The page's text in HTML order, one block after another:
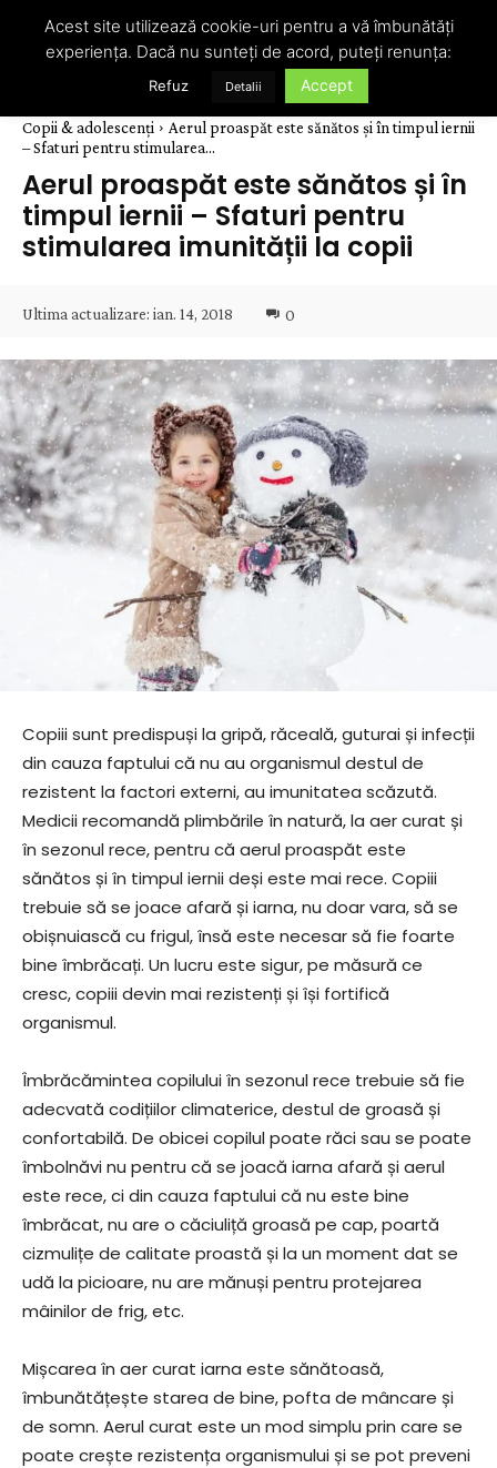
Copii & adolescenți
Aerul proaspăt este sănătos și în timpul iernii
– Sfaturi pentru stimularea...
Aerul proaspăt este sănătos și în
timpul iernii – Sfaturi pentru
stimularea imunității la copii
Ultima actualizare: ian. 14, 2018 0
Copiii sunt predispuși la gripă, răceală, guturai și infecții
din cauza faptului că nu au organismul destul de
rezistent la factori externi, au imunitatea scăzută.
Medicii recomandă plimbările în natură, la aer curat și
în sezonul rece, pentru că aerul proaspăt este
sănătos și în timpul iernii deși este mai rece. Copiii
trebuie să se joace afară și iarna, nu doar vara, să se
obișnuiască cu frigul, însă este necesar să fie foarte
bine îmbrăcați. Un lucru este sigur, pe măsură ce
cresc, copiii devin mai rezistenți și își fortifică
organismul.
Îmbrăcămintea copilului în sezonul rece trebuie să fie
adecvată codițiilor climaterice, destul de groasă și
confortabilă. De obicei copilul poate răci sau se poate
îmbolnăvi nu pentru că se joacă iarna afară și aerul
este rece, ci din cauza faptului că nu este bine
îmbrăcat, nu are o căciuliță groasă pe cap, poartă
cizmulițe de calitate proastă și la un moment dat se
udă la picioare, nu are mănuși pentru protejarea
mâinilor de frig, etc.
Mișcarea în aer curat iarna este sănătoasă,
îmbunătățește starea de bine, pofta de mâncare și
de somn. Aerul curat este un mod simplu prin care se
poate crește rezistența organismului și se pot preveni
Acest site utilizează cookie-uri pentru a vă îmbunătăți
experiența. Dacă nu sunteți de acord, puteți renunța:
Refuz Detalii Accept